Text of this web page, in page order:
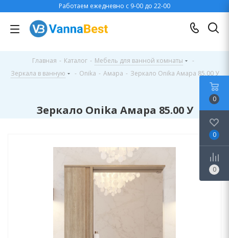
Работаем ежедневно с 9-00 до 22-00
Главная - Каталог - Мебель для ванной комнаты
-
Зеркала в ванную
- Onika - Амара - Зеркало Onika Амара 85.00 У
Зеркало Onika Амара 85.00 У
0
0
0